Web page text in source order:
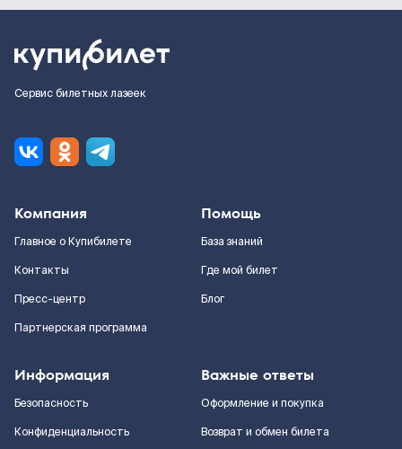
Сервис билетных лазеек
Компания
Главное о Купибилете
Контакты
Пресс-центр
Партнерская программа
Помощь
База знаний
Где мой билет
Блог
Информация
Безопасность
Конфиденциальность
Важные ответы
Оформление и покупка
Возврат и обмен билета